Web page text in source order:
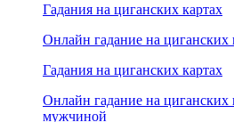
Гадания на циганских картах
Онлайн гадание на циганских
Гадания на циганских картах
Онлайн гадание на циганских
мужчиной